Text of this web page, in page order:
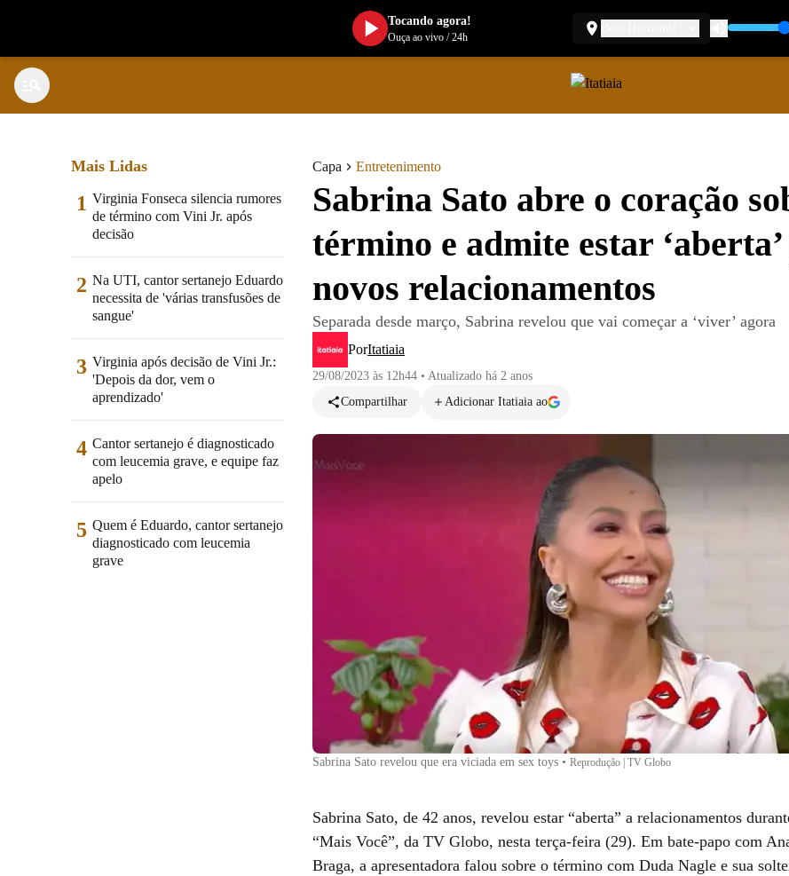
Capa Entretenimento
Sabrina Sato abre o coração
término e admite estar
novos relacionamentos
Separada desde março, Sabrina revelou que vai começar a ‘viver’ agora
PorItatiaia
29/08/2023 às 12h44 • Atualizado há 2 anos
Compartilhar
Adicionar Itatiaia ao
Sabrina Sato revelou que era viciada em sex toys • Reprodução | TV Globo
Sabrina Sato, de 42 anos, revelou estar “aberta” a relacionamentos
“Mais Você”, da TV Globo, nesta terça-feira (29). Em bate-papo com
Braga, a apresentadora falou sobre o término com Duda Nagle e sua
Mais Lidas
1 Virginia Fonseca silencia rumores
de término com Vini Jr. após
decisão
2 Na UTI, cantor sertanejo Eduardo
necessita de 'várias transfusões de
sangue'
3 Virginia após decisão de Vini Jr.:
'Depois da dor, vem o
aprendizado'
4 Cantor sertanejo é diagnosticado
com leucemia grave, e equipe faz
apelo
5 Quem é Eduardo, cantor sertanejo
diagnosticado com leucemia
grave
Tocando agora!
Ouça ao vivo/24h